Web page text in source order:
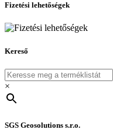
Fizetési lehetőségek
Kereső
×
SGS Geosolutions s.r.o.